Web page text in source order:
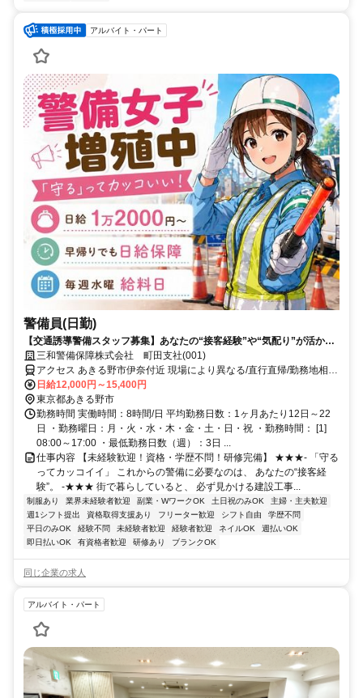
アルバイト・パート
警備員(日勤)
【交通誘導警備スタッフ募集】あなたの“接客経験”や“気配り”が活かせ
ます！
三和警備保障株式会社 町田支社(001)
アクセス あきる野市伊奈付近 現場により異なる/直行直帰/勤務地相談
可 ■週3日～■電話面接■即日勤務
日給12,000円～15,400円
東京都あきる野市
勤務時間 実働時間：8時間/日 平均勤務日数：1ヶ月あたり12日～22
日 ・勤務曜日：月・火・水・木・金・土・日・祝 ・勤務時間： [1]
08:00～17:00 ・最低勤務日数（週）：3日 ...
仕事内容 【未経験歓迎！資格・学歴不問！研修完備】 ★★★- 「守る
ってカッコイイ」 これからの警備に必要なのは、 あなたの“接客経
験”。 -★★★ 街で暮らしていると、 必ず見かける建設工事...
制服あり 業界未経験者歓迎 副業・WワークOK 土日祝のみOK
主婦・主夫歓迎
週1シフト提出
資格取得支援あり フリーター歓迎 シフト自由
学歴不問
平日のみOK
経験不問 未経験者歓迎 経験者歓迎 ネイルOK
週払いOK
即日払いOK
有資格者歓迎 研修あり ブランクOK
同じ企業の求人
アルバイト・パート